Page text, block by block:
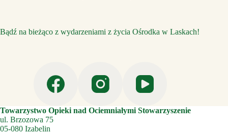
Bądź na bieżąco z wydarzeniami z życia Ośrodka w Laskach!
Towarzystwo Opieki nad Ociemniałymi Stowarzyszenie
ul. Brzozowa 75
05-080 Izabelin